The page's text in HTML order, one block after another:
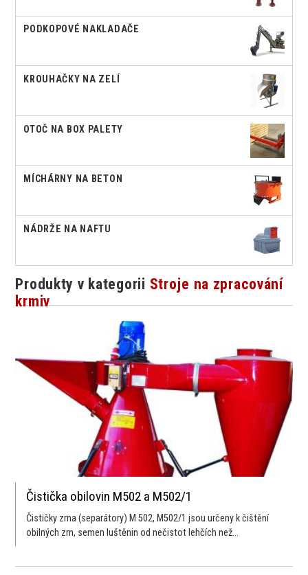
PODKOPOVÉ NAKLADAČE
KROUHAČKY NA ZELÍ
OTOČ NA BOX PALETY
MÍCHÁRNY NA BETON
NÁDRŽE NA NAFTU
Produkty v kategorii Stroje na zpracování
krmiv
Čistička obilovin M502 a M502/1
Čističky zrna (separátory) M 502, M502/1 jsou určeny k čištění
obilných zrn, semen luštěnin od nečistot lehčích než...